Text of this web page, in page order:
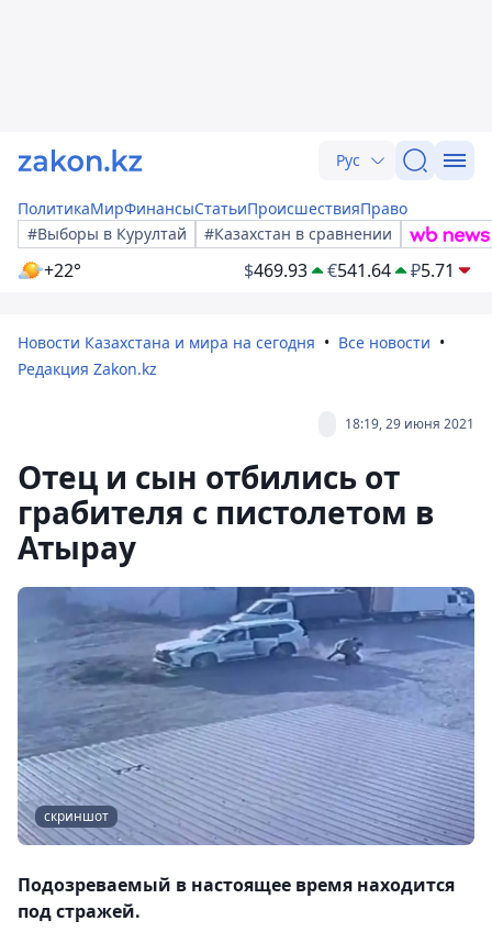
Рус
ПолитикаМирФинансыСтатьиПроисшествияПраво
#Выборы в Курултай
#Казахстан в сравнении
+22° $469.93 €541.64 ₽5.71
Новости Казахстана и мира на сегодня
Все новости
Редакция Zakon.kz
18:19, 29 июня 2021
Отец и сын отбились от
грабителя с пистолетом в
Атырау
скриншот
Подозреваемый в настоящее время находится
под стражей.